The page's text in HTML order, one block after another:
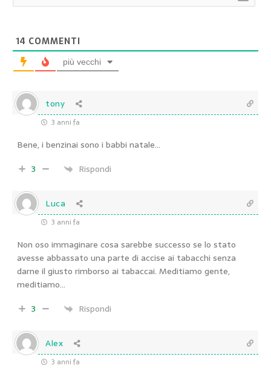
14 COMMENTI
più vecchi
tony
3 anni fa
Bene, i benzinai sono i babbi natale…
3
Rispondi
Luca
3 anni fa
Non oso immaginare cosa sarebbe successo se lo stato
avesse abbassato una parte di accise ai tabacchi senza
darne il giusto rimborso ai tabaccai. Meditiamo gente,
meditiamo…
3
Rispondi
Alex
3 anni fa